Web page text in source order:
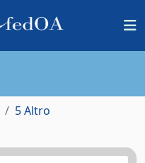
5 Altro